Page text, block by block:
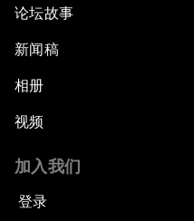
论坛故事
新闻稿
相册
视频
加入我们
登录